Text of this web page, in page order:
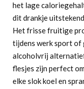
het lage
dit drankje
Het frisse fruitige
tijdens werk sport of
alcoholvrij
flesjes zijn perfect
elke slok koel en